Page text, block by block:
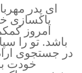
اى پدر
پاكسازى
امروز
باشد. تو را
در جستجوى
خودت